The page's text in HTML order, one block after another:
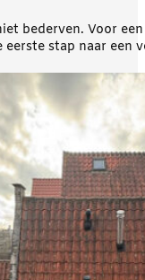
bederven. Voor
eerste stap naar